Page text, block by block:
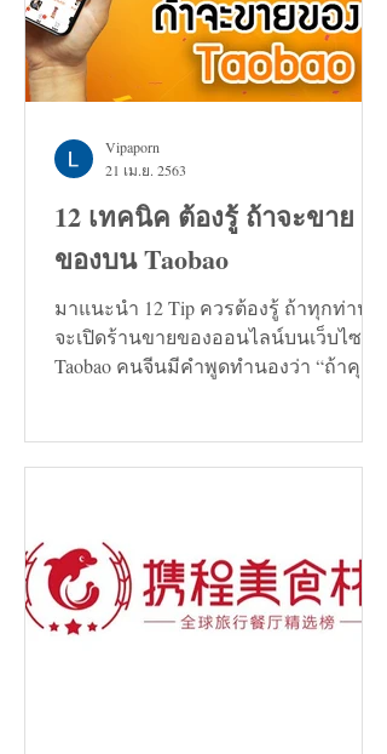
12 เทคนิค ต้องรู้ ถ้าจะขาย
ของบน Taobao
มาแนะนำ 12 Tip ควรต้องรู้ ถ้าทุกท่าน
จะเปิดร้านขายของออนไลน์บนเว็บไซต์
Taobao คนจีนมีคำพูดทำนองว่า “ถ้าคุณ
Vipaporn
21 เม.ย. 2563